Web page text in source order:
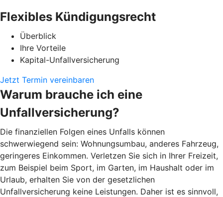
Flexibles Kündigungsrecht
Überblick
Ihre Vorteile
Kapital-Unfallversicherung
Jetzt Termin vereinbaren
Warum brauche ich eine
Unfallversicherung?
Die finanziellen Folgen eines Unfalls können
schwerwiegend sein: Wohnungsumbau, anderes Fahrzeug,
geringeres Einkommen. Verletzen Sie sich in Ihrer Freizeit,
zum Beispiel beim Sport, im Garten, im Haushalt oder im
Urlaub, erhalten Sie von der gesetzlichen
Unfallversicherung keine Leistungen. Daher ist es sinnvoll,